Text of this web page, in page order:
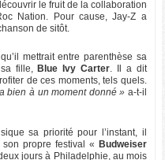
le fruit de la collaboration
Nation. Pour cause, Jay-Z a
de sitôt.
mettrait entre parenthèse sa
fille,Blue Ivy Carter. Il a dit
de ces moments, tels quels.
bien à un moment donné » a-t-il
sa priorité pour l’instant, il
propre festival « Budweiser
jours à Philadelphie, au mois